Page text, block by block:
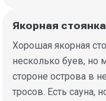
Якорная
Хорошая якорная
несколько буев, но
стороне острова в
тросов. Есть сауна,